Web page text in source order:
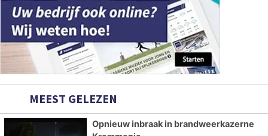
MEEST GELEZEN
Opnieuw inbraak in brandweerkazerne